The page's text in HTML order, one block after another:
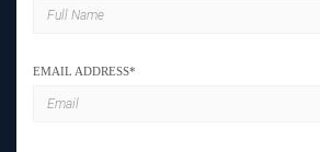
EMAIL ADDRESS*